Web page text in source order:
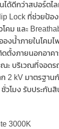
ได้ดีกว่าสปอร์ตไ
Lock ที่ช่วยป้อ
โคม และ
องน้ำภายในโคม
ดตั้งภายนอกอาค
ะ บริเวณที่จอด
2 kV มาตรฐาน
วโมง รับประกัน
3000K